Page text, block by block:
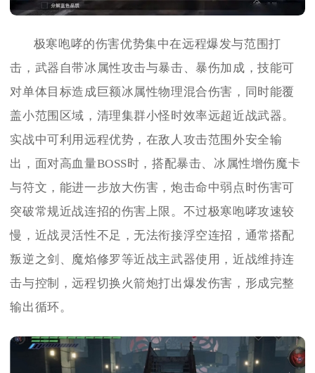
极寒咆哮的伤害优势集中在远程爆发与范围打
击，武器自带冰属性攻击与暴击、暴伤加成，技能可
对单体目标造成巨额冰属性物理混合伤害，同时能覆
盖小范围区域，清理集群小怪时效率远超近战武器。
实战中可利用远程优势，在敌人攻击范围外安全输
出，面对高血量BOSS时，搭配暴击、冰属性增伤魔卡
与符文，能进一步放大伤害，炮击命中弱点时伤害可
突破常规近战连招的伤害上限。不过极寒咆哮攻速较
慢，近战灵活性不足，无法衔接浮空连招，通常搭配
叛逆之剑、魔焰修罗等近战主武器使用，近战维持连
击与控制，远程切换火箭炮打出爆发伤害，形成完整
输出循环。